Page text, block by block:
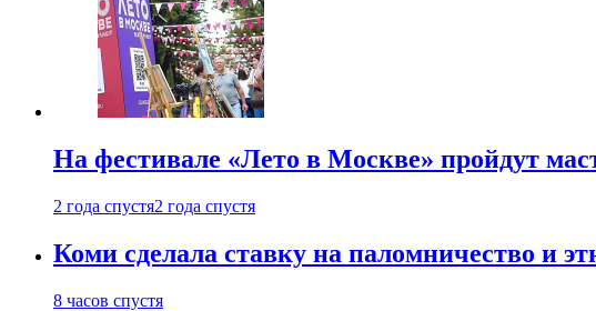
На фестивале «Лето в Москве» пройдут
2 года спустя2 года спустя
Коми сделала ставку на паломничество и
8 часов спустя